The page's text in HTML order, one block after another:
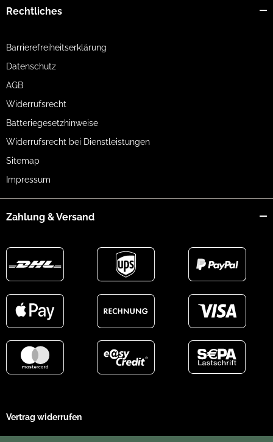
Rechtliches
Barrierefreiheitserklärung
Datenschutz
AGB
Widerrufsrecht
Batteriegesetzhinweise
Widerrufsrecht bei Dienstleistungen
Sitemap
Impressum
Zahlung & Versand
Vertrag widerrufen